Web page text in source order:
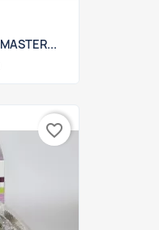
favorite_border